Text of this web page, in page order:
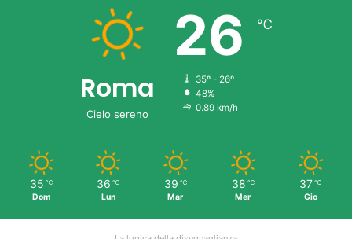
Roma
Cielo sereno
26 ℃
35º - 26º
48%
0.89 km/h
35 ℃
Dom
36 ℃
Lun
39 ℃
Mar
38 ℃
Mer
37 ℃
Gio